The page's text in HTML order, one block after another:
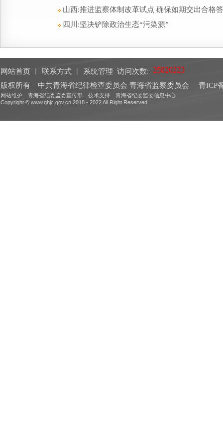
山西:推进监察体制改革试点 确保如期交出合格
四川:坚决铲除政治生态“污染源”
网站首页 联系方式 系统管理 访问次数:
版权所有 中共青海省纪律检查委员会 青海省监察委员会
青ICP
网站维护 青海省纪委监委宣传部 技术支持 青海省纪委监委信息中心
Copyright © www.qhjc.gov.cn 2018 - 2022 All Right Reserved